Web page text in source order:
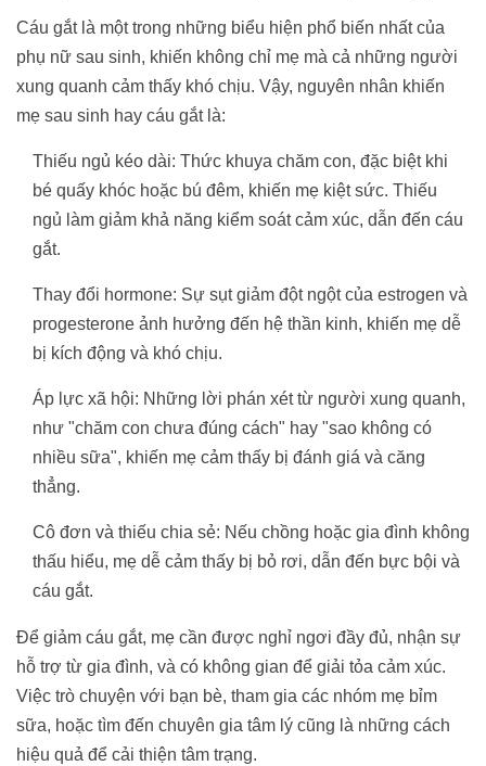
Cáu gắt là một trong những biểu hiện phổ biến nhất của
phụ nữ sau sinh, khiến không chỉ mẹ mà cả những người
xung quanh cảm thấy khó chịu. Vậy, nguyên nhân khiến
mẹ sau sinh hay cáu gắt là:
Thiếu ngủ kéo dài: Thức khuya chăm con, đặc biệt khi
bé quấy khóc hoặc bú đêm, khiến mẹ kiệt sức. Thiếu
ngủ làm giảm khả năng kiểm soát cảm xúc, dẫn đến cáu
gắt.
Thay đổi hormone: Sự sụt giảm đột ngột của estrogen và
progesterone ảnh hưởng đến hệ thần kinh, khiến mẹ dễ
bị kích động và khó chịu.
Áp lực xã hội: Những lời phán xét từ người xung quanh,
như "chăm con chưa đúng cách" hay "sao không có
nhiều sữa", khiến mẹ cảm thấy bị đánh giá và căng
thẳng.
Cô đơn và thiếu chia sẻ: Nếu chồng hoặc gia đình không
thấu hiểu, mẹ dễ cảm thấy bị bỏ rơi, dẫn đến bực bội và
cáu gắt.
Để giảm cáu gắt, mẹ cần được nghỉ ngơi đầy đủ, nhận sự
hỗ trợ từ gia đình, và có không gian để giải tỏa cảm xúc.
Việc trò chuyện với bạn bè, tham gia các nhóm mẹ bỉm
sữa, hoặc tìm đến chuyên gia tâm lý cũng là những cách
hiệu quả để cải thiện tâm trạng.